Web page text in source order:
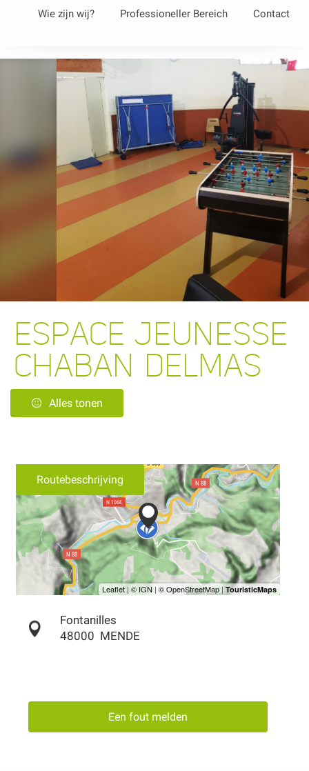
Wie zijn wij? Professioneller Bereich Contact
ESPACE JEUNESSE
CHABAN DELMAS
Alles tonen
Routebeschrijving
Fontanilles
48000 MENDE
Een fout melden